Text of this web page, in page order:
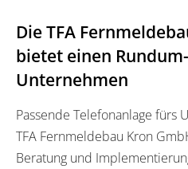
Die TFA
bietet einen
Unternehmen
Passende Telefonanlage fürs
TFA Fernmeldebau Kron
Beratung und